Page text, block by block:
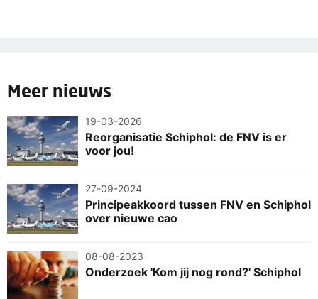
Meer nieuws
19-03-2026
Reorganisatie Schiphol: de FNV is er
voor jou!
27-09-2024
Principeakkoord tussen FNV en Schiphol
over nieuwe cao
08-08-2023
Onderzoek 'Kom jij nog rond?' Schiphol